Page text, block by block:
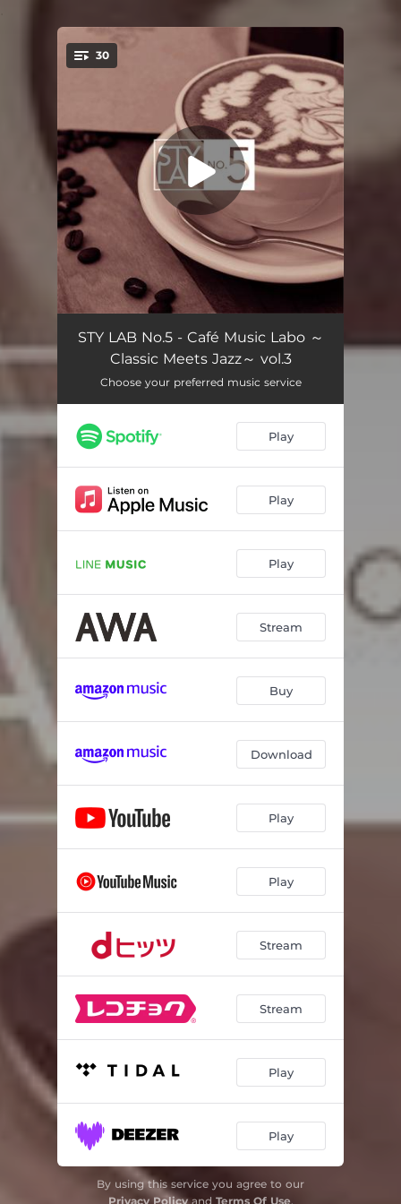
You're all set!
30
ヴァイオリン協奏曲集「四季」 作品8第1番 ホ長調 RV269「春」: 第1楽章 03:26
無言歌 イ長調 作品62 第6番 「春の歌」
ワルツ 第1番 変ホ長調 作品18 「華麗なる大円舞曲」 03:25
あなたが欲しい
弦楽五重奏曲 ホ長調 作品11 第5番 G.275: 第3楽章: メヌエット 03:43
イタリア協奏曲 ヘ長調 BWV971: 第1楽章 03:11
組曲「惑星」作品32 第4曲: 木星 (ジュピター) 03:07
ブランデンブルク協奏曲 第4番 ト長調 BWV1049: 第3楽章:プレスト 03:25
ポロネーズ 第3番 イ長調 作品40の1 「軍隊」 03:31
ワルツ第6番 変ニ長調 「子犬のワルツ」 作品64 第1番 03:05
ピアノ協奏曲 イ短調 作品16: 第1楽章 03:21
ピアノ・ソナタ へ長調 Hob.XVI 23: 第2楽章 03:14
組曲「動物の謝肉祭」より 第13曲: 白鳥 03:34
無伴奏チェロ組曲 第3番 ハ長調 BWV1009 第6曲: ジーグ 03:08
愛の夢 S541/R211 第3番 ノクターン 変イ長調 03:15
ピアノ・ソナタ 第14番 嬰ハ短調 作品27 第2番 「月光」: 第1楽章 03:12
金婚式 04:48
ブランデンブルグ協奏曲 第3番 ト長調 BWV1048: 第1楽章 03:08
5つの小品「樹の組曲」 作品75 第5曲 「樅の木」 03:21
STY LAB No.5 - Café Music Labo ～
Classic Meets Jazz～ vol.3
Choose your preferred music service
Play
Play
Play
Stream
Buy
Download
Play
Play
Stream
Stream
Play
Play
By using this service you agree to our
Privacy Policyand Terms Of Use.